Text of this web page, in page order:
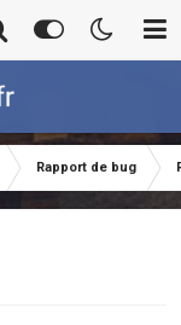
Rapport de bug